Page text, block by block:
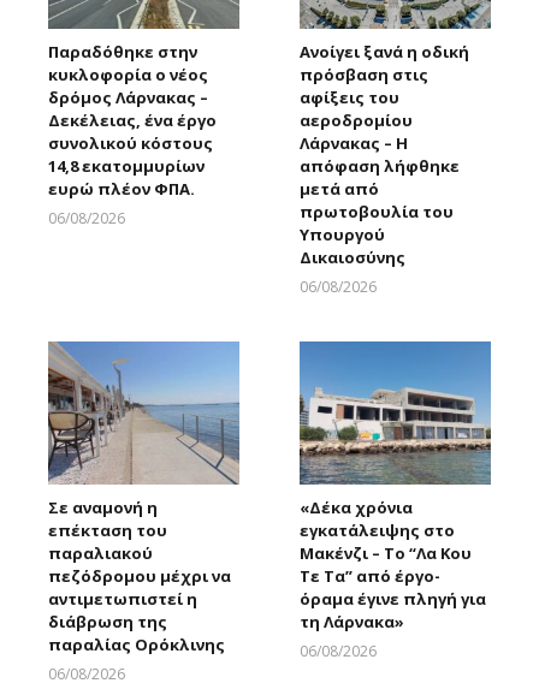
Παραδόθηκε στην
κυκλοφορία ο νέος
δρόμος Λάρνακας –
Δεκέλειας, ένα έργο
συνολικού κόστους
14,8 εκατομμυρίων
ευρώ πλέον ΦΠΑ.
06/08/2026
Ανοίγει ξανά η οδική
πρόσβαση στις
αφίξεις του
αεροδρομίου
Λάρνακας – Η
απόφαση λήφθηκε
μετά από
πρωτοβουλία του
Υπουργού
Δικαιοσύνης
06/08/2026
Σε αναμονή η
επέκταση του
παραλιακού
πεζόδρομου μέχρι να
αντιμετωπιστεί η
διάβρωση της
παραλίας Ορόκλινης
06/08/2026
«Δέκα χρόνια
εγκατάλειψης στο
Μακένζι – Το “Λα Κου
Τε Τα” από έργο-
όραμα έγινε πληγή για
τη Λάρνακα»
06/08/2026